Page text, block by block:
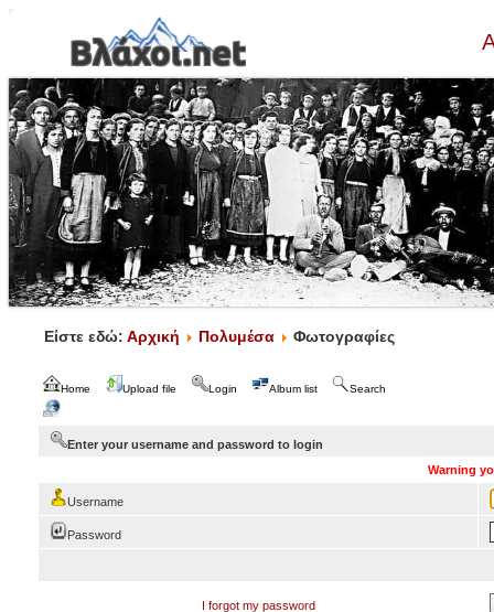
Είστε εδώ: Αρχική Πολυμέσα Φωτογραφίες
Home Upload file Login Album list Search
Enter your username and password to login
Warning
Username
Password
I forgot my password